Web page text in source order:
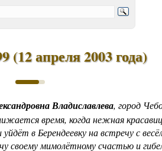
и сцены
даты августа
(12 апреля 2003 года)
Владиславлева, город
время, когда нежная
в Берендеевку на встречу с
своему мимолётному счастью и